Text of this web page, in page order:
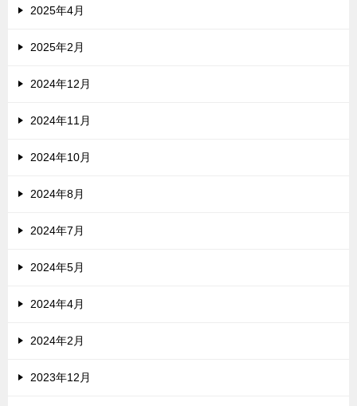
2025年4月
2025年2月
2024年12月
2024年11月
2024年10月
2024年8月
2024年7月
2024年5月
2024年4月
2024年2月
2023年12月